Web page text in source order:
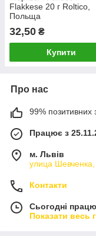
Flakkese 20 г Roltico,
Польща
32,50 ₴
Купити
Про нас
99% позитивних
Працює з
м. Львів
улица Шевченка,
Контакти
Сьогодні
Показати весь